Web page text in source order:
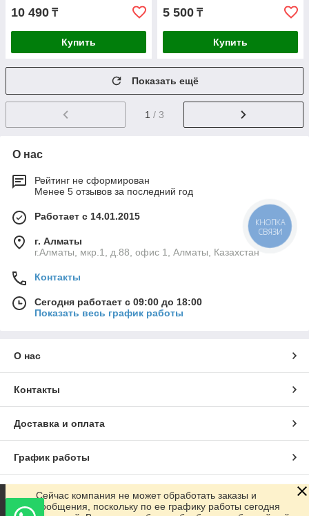
10 490 ₸
Купить
5 500 ₸
Купить
Показать ещё
1 / 3
О нас
Рейтинг не сформирован
Менее 5 отзывов за последний год
Работает с 14.01.2015
г. Алматы
г.Алматы, мкр.1, д.88, офис 1, Алматы, Казахстан
Контакты
Сегодня работает с 09:00 до 18:00
Показать весь график работы
О нас
Контакты
Доставка и оплата
График работы
Полная версия сайта
Сейчас компания не может обработать заказы и
сообщения, поскольку по ее графику работы сегодня
КНОПКА
СВЯЗИ